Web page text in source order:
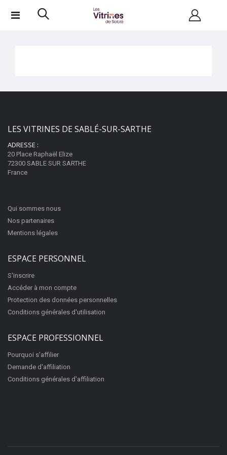
LES VITRINES DE SABLÉ-SUR-SARTHE
ADRESSE :
20 Place Raphaël Elize
72300 SABLE SUR SARTHE
France
Qui sommes nous
Nos partenaires
Mentions légales
ESPACE PERSONNEL
S'inscrire
Accéder à mon compte
Protection des données personnelles
Conditions générales d'utilisation
ESPACE PROFESSIONNEL
Pourquoi s'affilier
Demande d'affiliation
Conditions générales d'affiliation